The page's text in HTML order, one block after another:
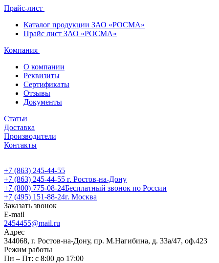
Прайс-лист
Каталог продукции ЗАО «РОСМА»
Прайс лист ЗАО «РОСМА»
Компания
О компании
Реквизиты
Сертификаты
Отзывы
Документы
Статьи
Доставка
Производители
Контакты
+7 (863) 245-44-55
+7 (863) 245-44-55 г. Ростов-на-Дону
+7 (800) 775-08-24Бесплатный звонок по России
+7 (495) 151-88-24г. Москва
Заказать звонок
E-mail
2454455@mail.ru
Адрес
344068, г. Ростов-на-Дону, пр. М.Нагибина, д. 33а/47, оф.423
Режим работы
Пн – Пт: с 8:00 до 17:00